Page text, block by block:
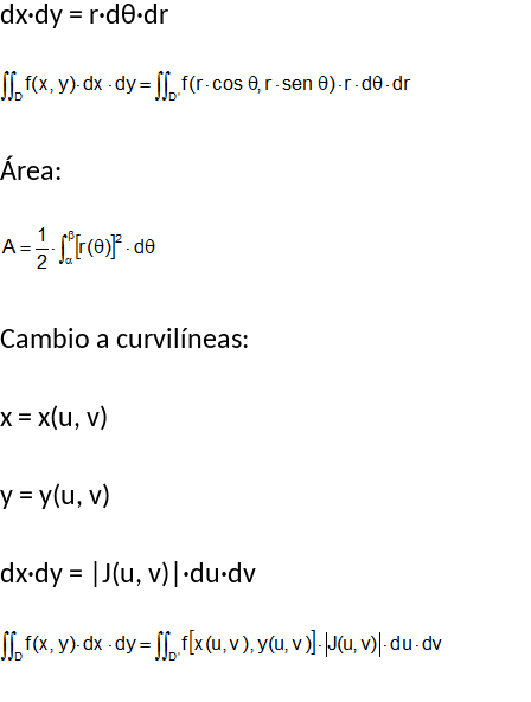
dx·dy = r·dθ·dr
Área:
Cambio a curvilíneas:
x = x(u, v)
y = y(u, v)
dx·dy = |J(u, v)|·du·dv